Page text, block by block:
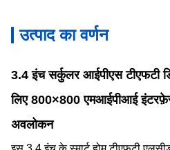
उत्पाद का वर्णन
3.4 इंच सर्कुलर आईपीएस टीएफटी
लिए 800×800 एमआईपीआई
अवलोकन